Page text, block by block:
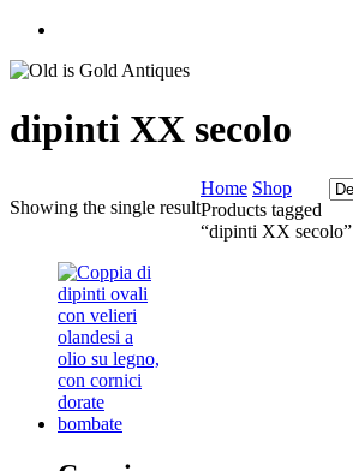
dipinti XX secolo
Showing the single result
Home Shop
Products tagged
“dipinti XX secolo”